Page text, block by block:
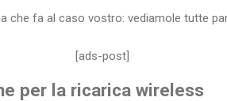
che fa al caso vostro: vediamole tutte
[ads-post]
per la ricarica wireless